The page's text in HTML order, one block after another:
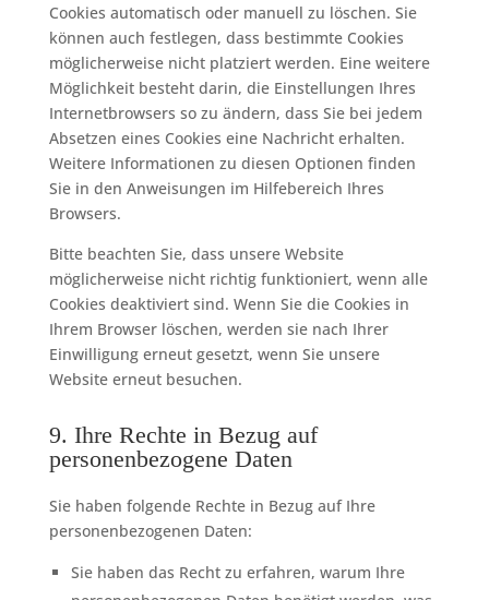
Cookies automatisch oder manuell zu löschen. Sie
können auch festlegen, dass bestimmte Cookies
möglicherweise nicht platziert werden. Eine weitere
Möglichkeit besteht darin, die Einstellungen Ihres
Internetbrowsers so zu ändern, dass Sie bei jedem
Absetzen eines Cookies eine Nachricht erhalten.
Weitere Informationen zu diesen Optionen finden
Sie in den Anweisungen im Hilfebereich Ihres
Browsers.
Bitte beachten Sie, dass unsere Website
möglicherweise nicht richtig funktioniert, wenn alle
Cookies deaktiviert sind. Wenn Sie die Cookies in
Ihrem Browser löschen, werden sie nach Ihrer
Einwilligung erneut gesetzt, wenn Sie unsere
Website erneut besuchen.
9. Ihre Rechte in Bezug auf
personenbezogene Daten
Sie haben folgende Rechte in Bezug auf Ihre
personenbezogenen Daten:
Sie haben das Recht zu erfahren, warum Ihre